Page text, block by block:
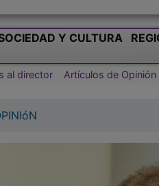
Y CULTURA
al director Artículos de Opinión